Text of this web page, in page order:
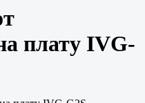
плату IVG-